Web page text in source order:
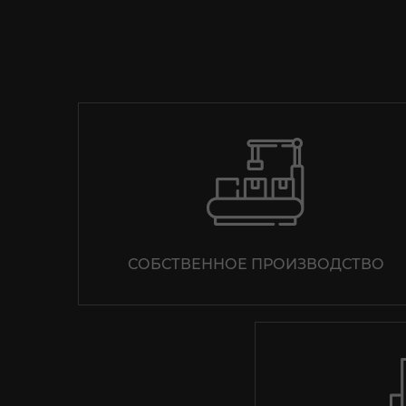
СОБСТВЕННОЕ ПРОИЗВОДСТВО